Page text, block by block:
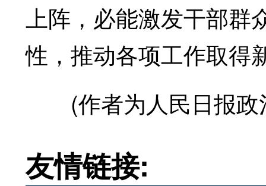
上阵，必能激发干部群
性，推动各项工作取得
(作者为人民日报政
友情链接: